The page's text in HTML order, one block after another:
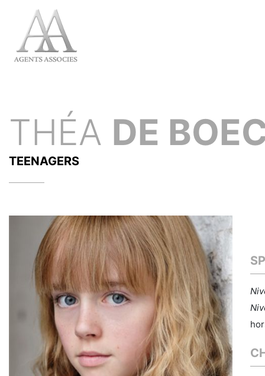
THÉA DE
TEENAGERS